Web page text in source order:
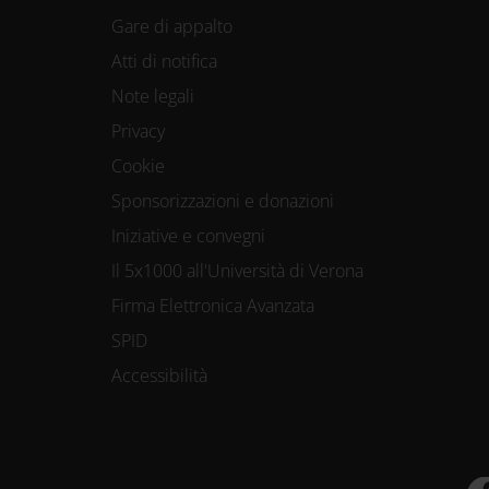
Gare di appalto
Atti di notifica
Note legali
Privacy
Cookie
Sponsorizzazioni e donazioni
Iniziative e convegni
Il 5x1000 all'Università di Verona
Firma Elettronica Avanzata
SPID
Accessibilità